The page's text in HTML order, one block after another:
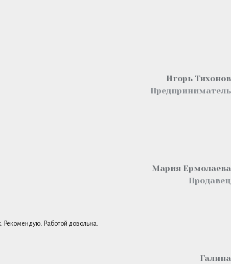
Игорь Тихонов
Предприниматель
Мария Ермолаева
Продавец
Рекомендую. Работой довольна.
Галина